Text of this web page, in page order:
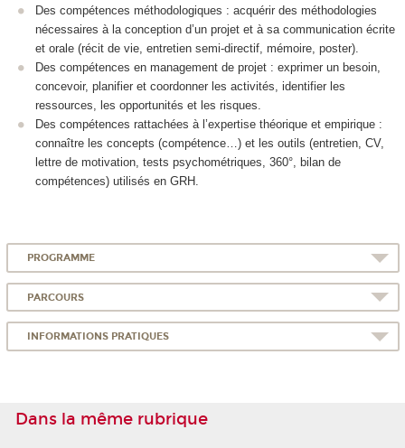
Des compétences méthodologiques : acquérir des méthodologies
nécessaires à la conception d’un projet et à sa communication écrite
et orale (récit de vie, entretien semi-directif, mémoire, poster).
Des compétences en management de projet : exprimer un besoin,
concevoir, planifier et coordonner les activités, identifier les
ressources, les opportunités et les risques.
Des compétences rattachées à l’expertise théorique et empirique :
connaître les concepts (compétence…) et les outils (entretien, CV,
lettre de motivation, tests psychométriques, 360°, bilan de
compétences) utilisés en GRH.
PROGRAMME
PARCOURS
INFORMATIONS PRATIQUES
Dans la même rubrique